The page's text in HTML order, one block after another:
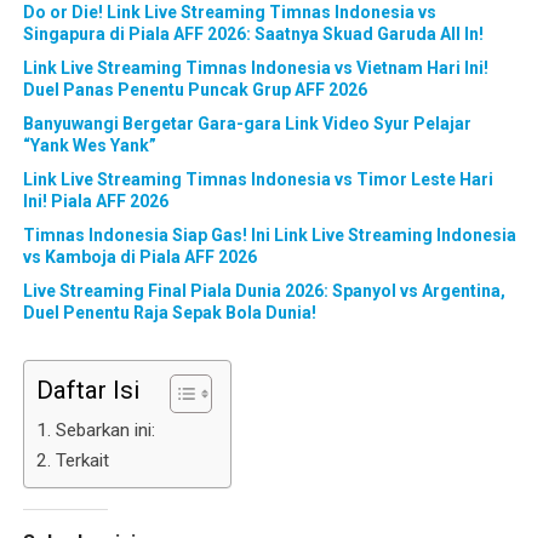
Do or Die! Link Live Streaming Timnas Indonesia vs
Singapura di Piala AFF 2026: Saatnya Skuad Garuda All In!
Link Live Streaming Timnas Indonesia vs Vietnam Hari Ini!
Duel Panas Penentu Puncak Grup AFF 2026
Banyuwangi Bergetar Gara-gara Link Video Syur Pelajar
“Yank Wes Yank”
Link Live Streaming Timnas Indonesia vs Timor Leste Hari
Ini! Piala AFF 2026
Timnas Indonesia Siap Gas! Ini Link Live Streaming Indonesia
vs Kamboja di Piala AFF 2026
Live Streaming Final Piala Dunia 2026: Spanyol vs Argentina,
Duel Penentu Raja Sepak Bola Dunia!
Daftar Isi
Sebarkan ini:
Terkait